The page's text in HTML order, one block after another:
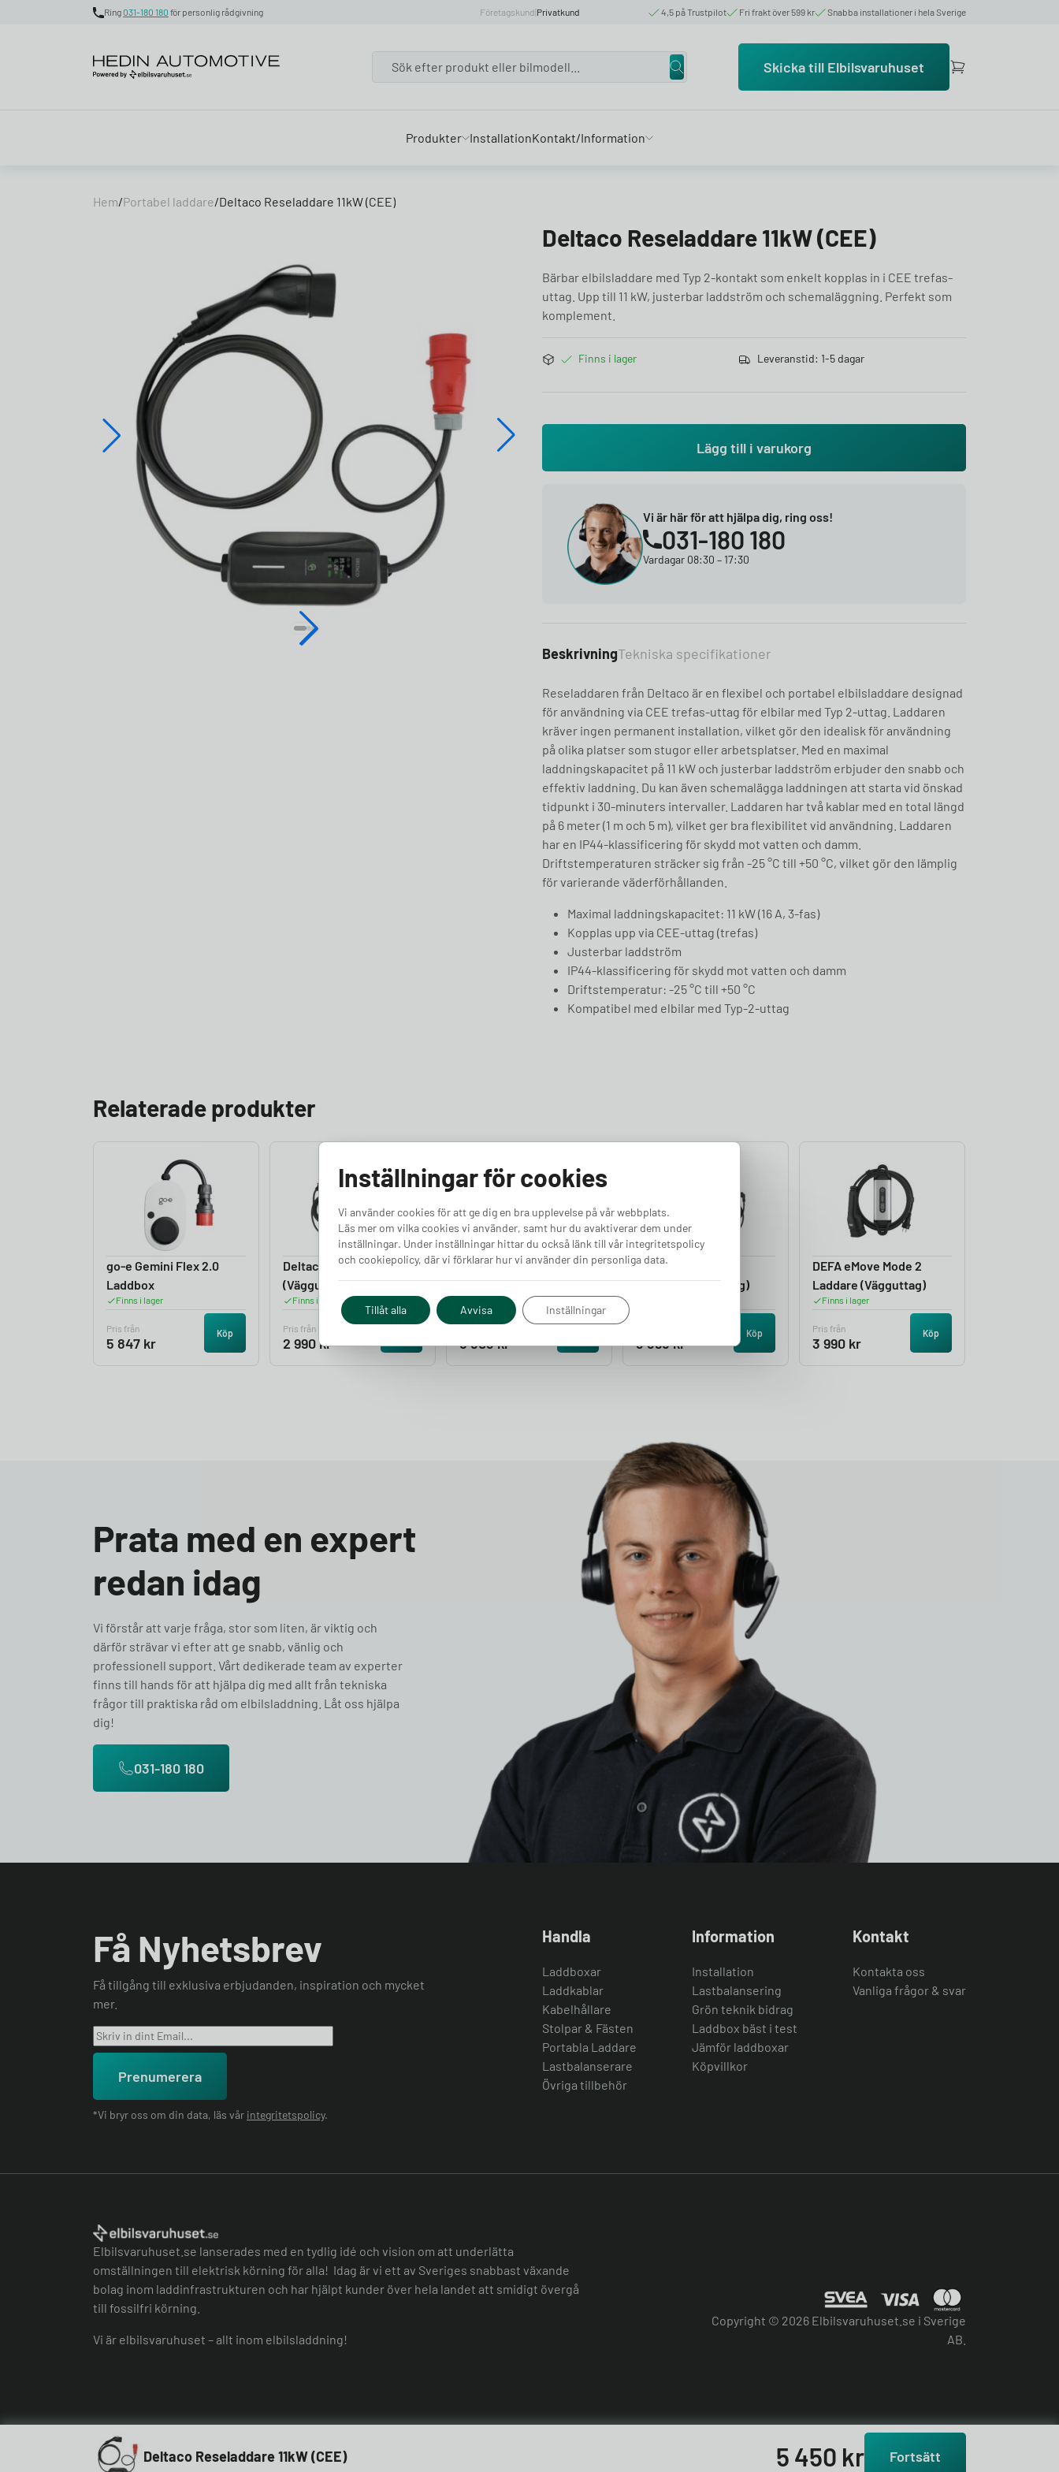
Ring031-180 180 för personlig rådgivning Företagskund|Privatkund 4,5 på Trustpilot Fri frakt över 599 kr Snabba installationer i hela Sverige
Skicka till Elbilsvaruhuset
Produkter InstallationKontakt/Information
Hem/Portabel laddare/Deltaco Reseladdare 11kW (CEE)
Deltaco Reseladdare 11kW (CEE)
Bärbar elbilsladdare med Typ 2-kontakt som enkelt kopplas in i CEE trefas-
uttag. Upp till 11 kW, justerbar laddström och schemaläggning. Perfekt som
komplement.
Finns i lager Leveranstid: 1-5 dagar
Lägg till i varukorg
Vi är här för att hjälpa dig, ring oss!
031-180 180
Vardagar 08:30 – 17:30
BeskrivningTekniska specifikationer
Reseladdaren från Deltaco är en flexibel och portabel elbilsladdare designad
för användning via CEE trefas-uttag för elbilar med Typ 2-uttag. Laddaren
kräver ingen permanent installation, vilket gör den idealisk för användning
på olika platser som stugor eller arbetsplatser. Med en maximal
laddningskapacitet på 11 kW och justerbar laddström erbjuder den snabb och
effektiv laddning. Du kan även schemalägga laddningen att starta vid önskad
tidpunkt i 30-minuters intervaller. Laddaren har två kablar med en total längd
på 6 meter (1 m och 5 m), vilket ger bra flexibilitet vid användning. Laddaren
har en IP44-klassificering för skydd mot vatten och damm.
Driftstemperaturen sträcker sig från -25 °C till +50 °C, vilket gör den lämplig
för varierande väderförhållanden.
Maximal laddningskapacitet: 11 kW (16 A, 3-fas)
Kopplas upp via CEE-uttag (trefas)
Justerbar laddström
IP44-klassificering för skydd mot vatten och damm
Driftstemperatur: -25 °C till +50 °C
Kompatibel med elbilar med Typ-2-uttag
Relaterade produkter
go-e Gemini Flex 2.0
Laddbox
Finns i lager
Pris från
5 847 kr
Köp
Deltaco Reseladdare 10A
(Vägguttag)
Finns i lager
Pris från
2 990kr
CTEK NJORD GO
Laddbox
Finns i lager
6 803kr
Portabel Ställbar
Laddare (Vägguttag)
3 395kr
Köp
DEFA eMove Mode 2
Laddare (Vägguttag)
Finns i lager
Pris från
3 990 kr
Köp
Prata med en expert
redan idag
Vi förstår att varje fråga, stor som liten, är viktig och
därför strävar vi efter att ge snabb, vänlig och
professionell support. Vårt dedikerade team av experter
finns till hands för att hjälpa dig med allt från tekniska
frågor till praktiska råd om elbilsladdning. Låt oss hjälpa
dig!
031-180 180
Få Nyhetsbrev
Få tillgång till exklusiva erbjudanden, inspiration och mycket
mer.
Prenumerera
*Vi bryr oss om din data, läs vår integritetspolicy.
Handla
Laddboxar
Laddkablar
Kabelhållare
Stolpar & Fästen
Portabla Laddare
Lastbalanserare
Övriga tillbehör
Information
Installation
Lastbalansering
Grön teknik bidrag
Laddbox bäst i test
Jämför laddboxar
Köpvillkor
Kontakt
Kontakta oss
Vanliga frågor & svar
Elbilsvaruhuset.se lanserades med en tydlig idé och vision om att underlätta
omställningen till elektrisk körning för alla! Idag är vi ett av Sveriges snabbast växande
bolag inom laddinfrastrukturen och har hjälpt kunder över hela landet att smidigt övergå
till fossilfri körning.
Vi är elbilsvaruhuset – allt inom elbilsladdning!
Copyright © 2026 Elbilsvaruhuset.se i Sverige
AB.
Inställningar för cookies
Vi använder cookies för att ge dig en bra upplevelse på vår webbplats.
Läs mer om vilka cookies vi använder, samt hur du avaktiverar dem under
inställningar. Under inställningar hittar du också länk till vår integritetspolicy
och cookiepolicy, där vi förklarar hur vi använder din personliga data.
Tillåt alla Avvisa Inställningar
Deltaco Reseladdare 11kW (CEE) 5 450 kr Fortsätt